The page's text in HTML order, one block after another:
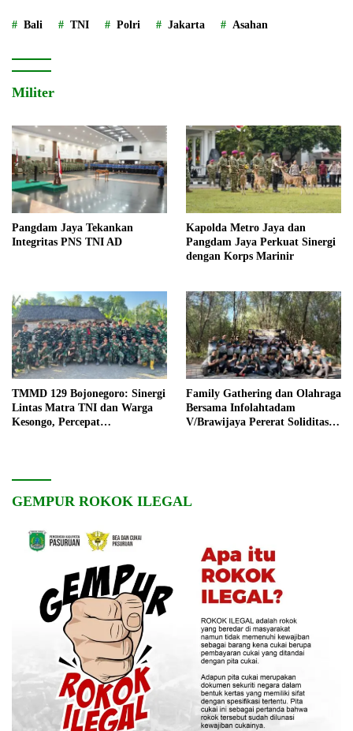
Bali TNI Polri Jakarta Asahan
Militer
Pangdam Jaya Tekankan
Integritas PNS TNI AD
Kapolda Metro Jaya dan
Pangdam Jaya Perkuat Sinergi
dengan Korps Marinir
TMMD 129 Bojonegoro: Sinergi
Lintas Matra TNI dan Warga
Kesongo, Percepat
Family Gathering dan Olahraga
Bersama Infolahtadam
V/Brawijaya Pererat Soliditas
GEMPUR ROKOK ILEGAL